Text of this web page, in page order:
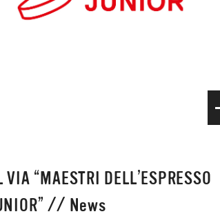
VIA “MAESTRI DELL’ESPRESSO
// News